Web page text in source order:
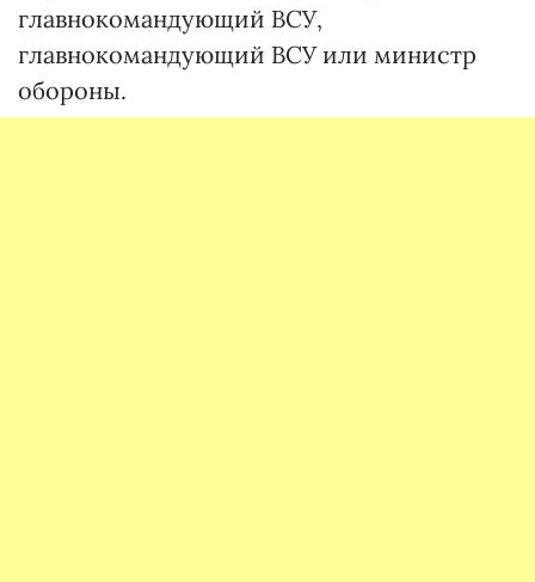
главнокомандующий ВСУ,
главнокомандующий ВСУ или министр
обороны.